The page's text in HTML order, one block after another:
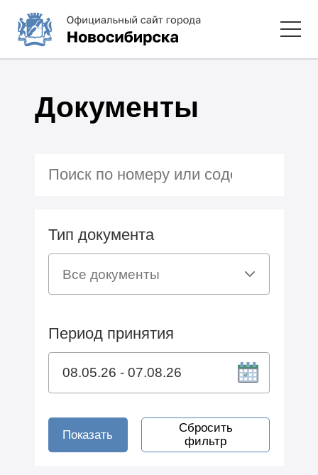
Документы
Тип документа
Период принятия
Показать
Сбросить
фильтр